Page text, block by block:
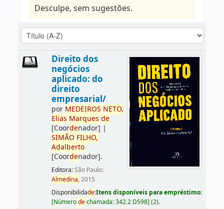
Desculpe, sem sugestões.
Direito dos
negócios
aplicado: do
direito
empresarial/
por MEDEIROS NETO,
Elias Marques de
[Coordenador] |
SIMÃO FILHO,
Adalberto
[Coordenador].
Editora:São Paulo:
Almedina,2015
Disponibilidade:Itens disponíveis para empréstimo:
[Númerodechamada:342.2 D598] (2).